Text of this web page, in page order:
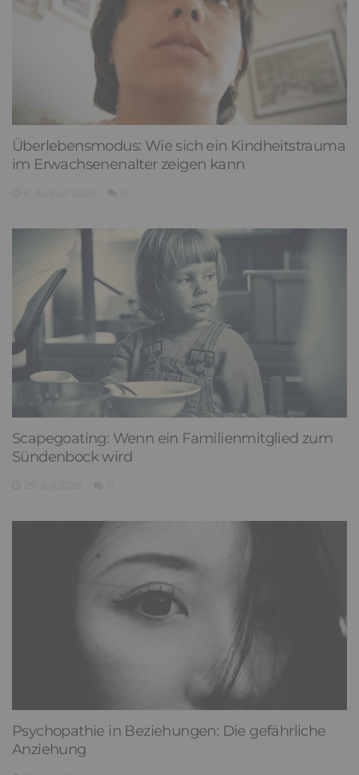
Überlebensmodus: Wie sich ein Kindheitstrauma
im Erwachsenenalter zeigen kann
Scapegoating: Wenn ein Familienmitglied zum
Sündenbock wird
Psychopathie in Beziehungen: Die gefährliche
Anziehung